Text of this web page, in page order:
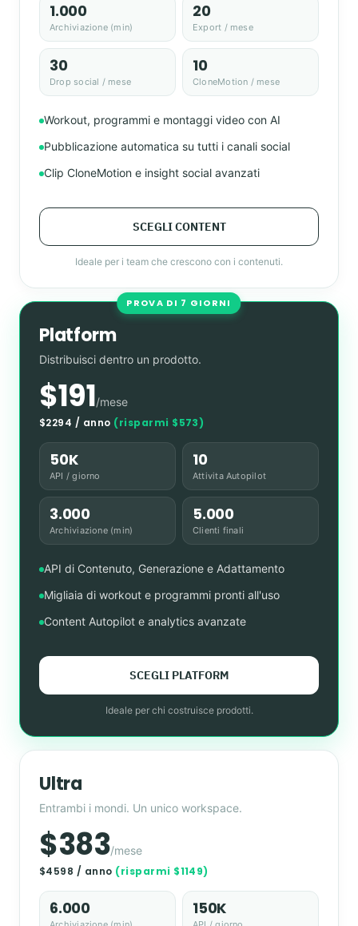
1.000
Archiviazione (min)
20
Export / mese
30
Drop social / mese
10
CloneMotion / mese
Workout, programmi e montaggi video con AI
Pubblicazione automatica su tutti i canali social
Clip CloneMotion e insight social avanzati
SCEGLI CONTENT
Ideale per i team che crescono con i contenuti.
PROVA DI 7 GIORNI
Platform
Distribuisci dentro un prodotto.
$191/mese
$2294 / anno (risparmi $573)
50K
API / giorno
10
Attivita Autopilot
3.000
Archiviazione (min)
5.000
Clienti finali
API di Contenuto, Generazione e Adattamento
Migliaia di workout e programmi pronti all'uso
Content Autopilot e analytics avanzate
SCEGLI PLATFORM
Ideale per chi costruisce prodotti.
Ultra
Entrambi i mondi. Un unico workspace.
$383/mese
$4598 / anno (risparmi $1149)
6.000 150K